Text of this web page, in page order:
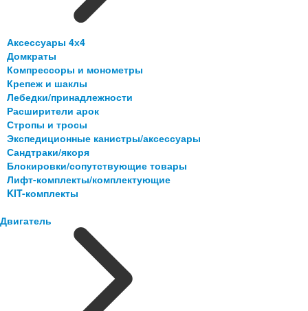
Аксессуары 4х4
Домкраты
Компрессоры и монометры
Крепеж и шаклы
Лебедки/принадлежности
Расширители арок
Стропы и тросы
Экспедиционные канистры/аксессуары
Сандтраки/якоря
Блокировки/сопутствующие товары
Лифт-комплекты/комплектующие
KIT-комплекты
Двигатель